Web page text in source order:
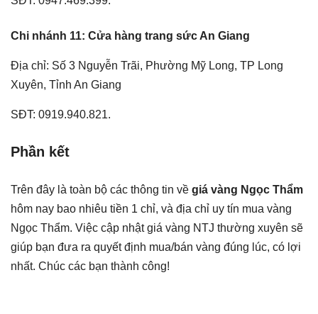
Chi nhánh 11: Cửa hàng trang sức An Giang
Địa chỉ: Số 3 Nguyễn Trãi, Phường Mỹ Long, TP Long
Xuyên, Tỉnh An Giang
SĐT: 0919.940.821.
Phần kết
Trên đây là toàn bộ các thông tin về giá vàng Ngọc Thẩm
hôm nay bao nhiêu tiền 1 chỉ, và địa chỉ uy tín mua vàng
Ngọc Thẩm. Việc cập nhật giá vàng NTJ thường xuyên sẽ
giúp bạn đưa ra quyết định mua/bán vàng đúng lúc, có lợi
nhất. Chúc các bạn thành công!